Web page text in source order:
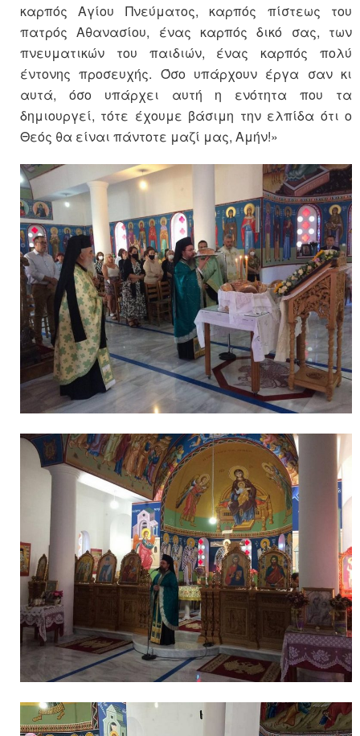
καρπός Αγίου Πνεύματος, καρπός πίστεως του
πατρός Αθανασίου, ένας καρπός δικό σας, των
πνευματικών του παιδιών, ένας καρπός πολύ
έντονης προσευχής. Όσο υπάρχουν έργα σαν κι
αυτά, όσο υπάρχει αυτή η ενότητα που τα
δημιουργεί, τότε έχουμε βάσιμη την ελπίδα ότι ο
Θεός θα είναι πάντοτε μαζί μας, Αμήν!»